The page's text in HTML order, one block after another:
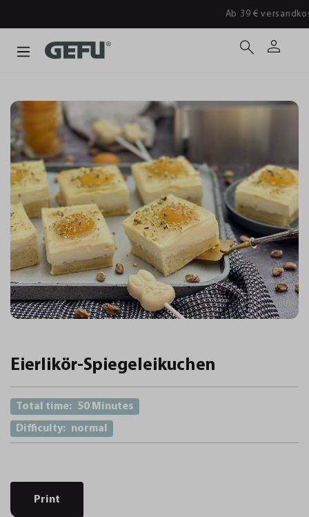
Eierlikör-Spiegeleikuchen
Total time: 50 Minutes
Difficulty: normal
Print